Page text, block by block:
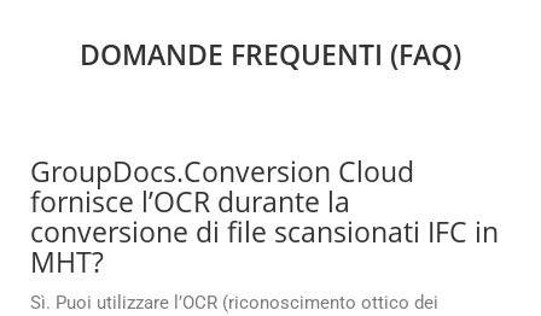
DOMANDE FREQUENTI (FAQ)
GroupDocs.Conversion Cloud
fornisce l’OCR durante la
conversione di file scansionati IFC in
MHT?
Sì. Puoi utilizzare l’OCR (riconoscimento ottico dei